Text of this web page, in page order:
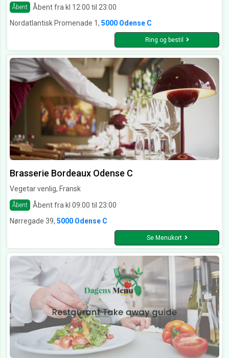
Åbent Åbent fra kl 12:00 til 23:00
Nordatlantisk Promenade 1, 5000 Odense C
Ring og bestil
Brasserie Bordeaux Odense C
Vegetar venlig, Fransk
Åbent
Åbent fra kl 09:00 til 23:00
Nørregade 39, 5000 Odense C
Se Menukort